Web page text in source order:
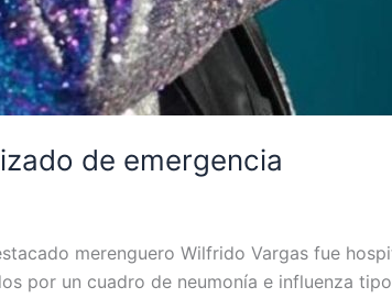
de emergencia
merenguero Wilfrido Vargas fue
por un cuadro de neumonía e influenza